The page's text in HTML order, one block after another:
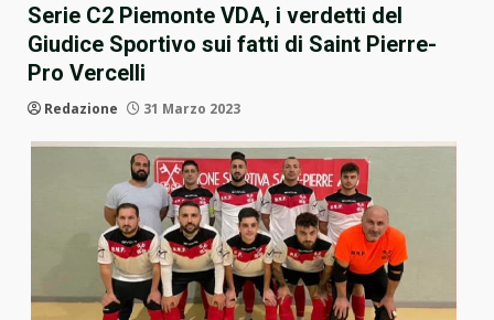
Serie C2 Piemonte VDA, i verdetti del
Giudice Sportivo sui fatti di Saint Pierre-
Pro Vercelli
Redazione 31 Marzo 2023